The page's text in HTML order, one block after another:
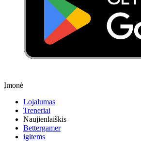
Įmonė
Lojalumas
Treneriai
Naujienlaiškis
Bettergamer
igitems